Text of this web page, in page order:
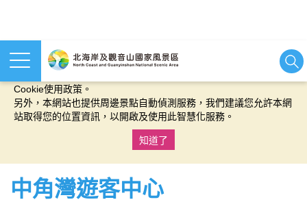
本網站使用cookies等相關技術以持續優化網站服務，並有助於為
Cookie使用政策。
另外，本網站也提供周邊景點自動偵測服務，我們建議您允許本網
站取得您的位置資訊，以開啟及使用此智慧化服務。
知道了
中角灣遊客中心